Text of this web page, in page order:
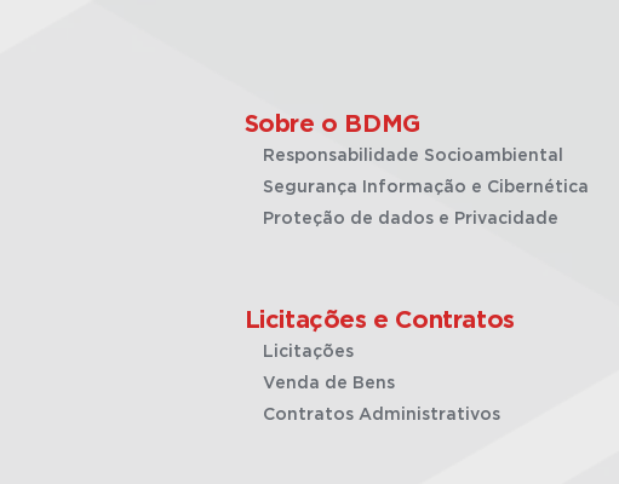
Sobre o BDMG
Responsabilidade Socioambiental
Segurança Informação e Cibernética
Proteção de dados e Privacidade
Licitações e Contratos
Licitações
Venda de Bens
Contratos Administrativos